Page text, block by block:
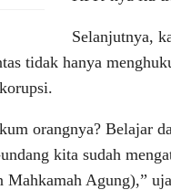
Selanjutnya,
tidak hanya
orangnya? Belajar
kita sudah
Mahkamah Agung),”